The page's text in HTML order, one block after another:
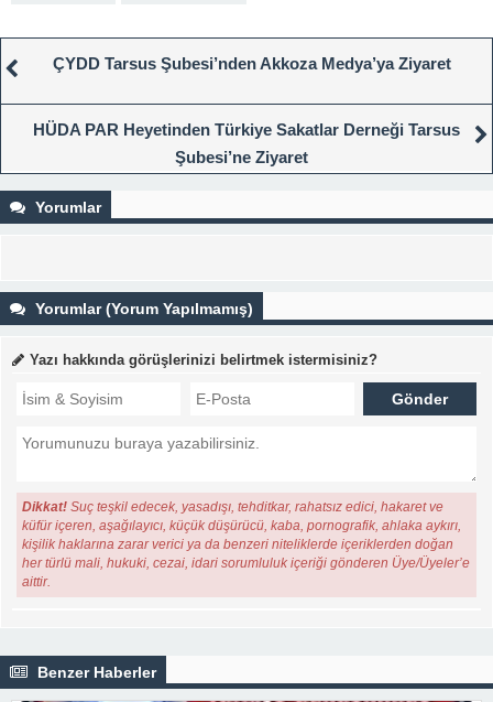
ÇYDD Tarsus Şubesi’nden Akkoza Medya’ya Ziyaret
HÜDA PAR Heyetinden Türkiye Sakatlar Derneği Tarsus
Şubesi’ne Ziyaret
Yorumlar
Yorumlar (Yorum Yapılmamış)
Yazı hakkında görüşlerinizi belirtmek istermisiniz?
Dikkat! Suç teşkil edecek, yasadışı, tehditkar, rahatsız edici, hakaret ve
küfür içeren, aşağılayıcı, küçük düşürücü, kaba, pornografik, ahlaka aykırı,
kişilik haklarına zarar verici ya da benzeri niteliklerde içeriklerden doğan
her türlü mali, hukuki, cezai, idari sorumluluk içeriği gönderen Üye/Üyeler’e
aittir.
Benzer Haberler